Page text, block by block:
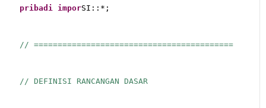
pribadi imporSI::*;
// ==========================================
// DEFINISI RANCANGAN DASAR